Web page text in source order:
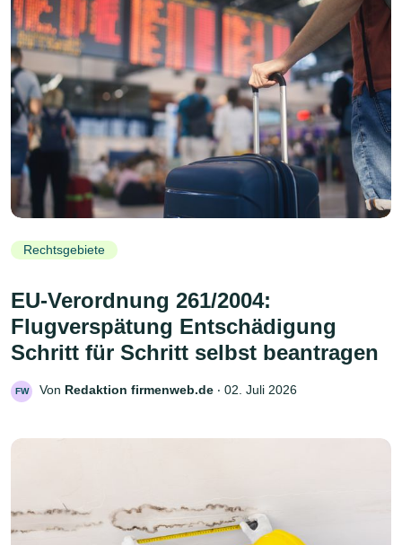
Rechtsgebiete
EU-Verordnung 261/2004:
Flugverspätung Entschädigung
Schritt für Schritt selbst beantragen
FW Von Redaktion firmenweb.de ‧ 02. Juli 2026